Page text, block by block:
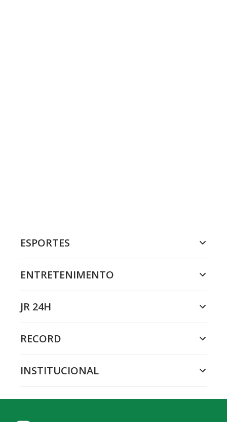
ESPORTES
ENTRETENIMENTO
JR 24H
RECORD
INSTITUCIONAL